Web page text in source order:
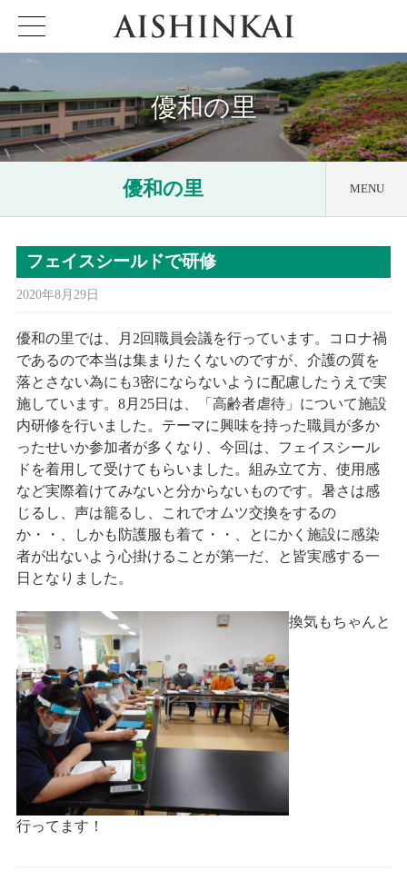
優和の里
優和の里 MENU
アクセス
見える化要件
特定施設 優和の里
重要事項説明書
採用情報
フェイスシールドで研修
2020年8月29日
優和の里では、月2回職員会議を行っています。コロナ禍
であるので本当は集まりたくないのですが、介護の質を
落とさない為にも3密にならないように配慮したうえで実
施しています。8月25日は、「高齢者虐待」について施設
内研修を行いました。テーマに興味を持った職員が多か
ったせいか参加者が多くなり、今回は、フェイスシール
ドを着用して受けてもらいました。組み立て方、使用感
など実際着けてみないと分からないものです。暑さは感
じるし、声は籠るし、これでオムツ交換をするの
か・・、しかも防護服も着て・・、とにかく施設に感染
者が出ないよう心掛けることが第一だ、と皆実感する一
日となりました。
換気もちゃんと
行ってます！